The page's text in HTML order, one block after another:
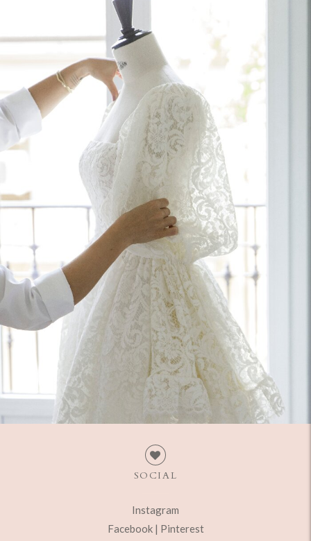
SOCIAL
Instagram
Facebook | Pinterest